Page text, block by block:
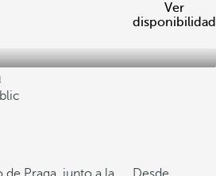
Ver
disponibilidad